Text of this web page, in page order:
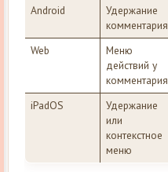
Android
Удержание
комментария
Web
Меню
действий у
комментария
iPadOS
Удержание
или
контекстное
меню